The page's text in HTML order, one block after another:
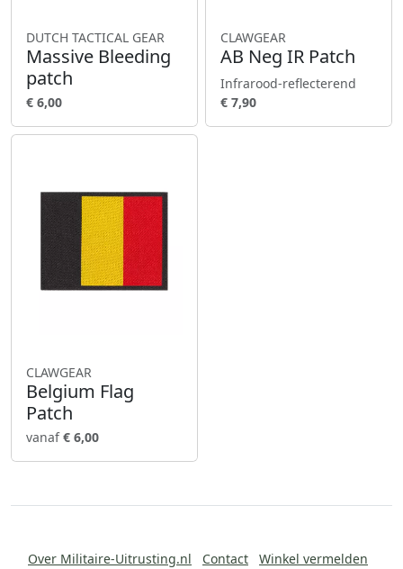
DUTCH TACTICAL GEAR
Massive Bleeding
patch
€ 6,00
CLAWGEAR
AB Neg IR Patch
Infrarood-reflecterend
€ 7,90
CLAWGEAR
Belgium Flag
Patch
vanaf€ 6,00
Over Militaire-Uitrusting.nl Contact
Winkel vermelden